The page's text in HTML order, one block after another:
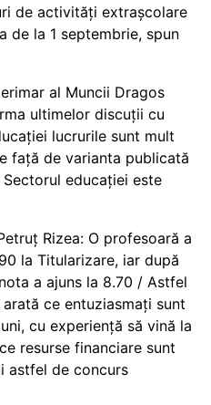
de activități extrașcolare
de la 1 septembrie, spun
al Muncii Dragos
ultimelor discuții cu
lucrurile sunt mult
față de varianta publicată
Sectorul educației este
Rizea: O profesoară a
la Titularizare, iar după
a ajuns la 8.70 / Astfel
ce entuziasmați sunt
cu experiență să vină la
resurse financiare sunt
astfel de concurs